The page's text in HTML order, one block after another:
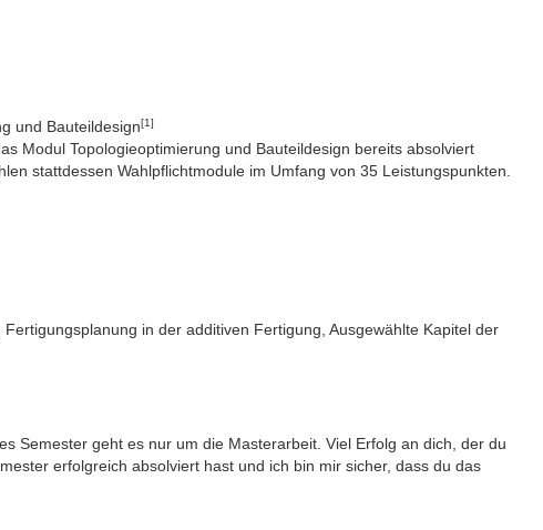
und Bauteildesign[1]
Modul Topologieoptimierung und Bauteildesign bereits absolviert
stattdessen Wahlpflichtmodule im Umfang von 35 Leistungspunkten.
in der additiven Fertigung, Ausgewählte Kapitel der
Semester geht es nur um die Masterarbeit. Viel Erfolg an dich, der du
erfolgreich absolviert hast und ich bin mir sicher, dass du das